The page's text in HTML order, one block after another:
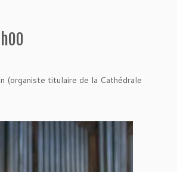
(organiste titulaire de la Cathédrale